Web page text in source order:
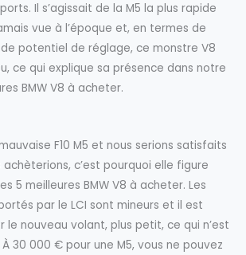
Il s’agissait de la M5 la plus rapide
vue à l’époque et, en termes de
potentiel de réglage, ce monstre V8
ce qui explique sa présence dans notre
BMW V8 à acheter.
F10 M5 et nous serions satisfaits
c’est pourquoi elle figure
5 meilleures BMW V8 à acheter. Les
par le LCI sont mineurs et il est
le nouveau volant, plus petit, ce qui n’est
30 000 € pour une M5, vous ne pouvez